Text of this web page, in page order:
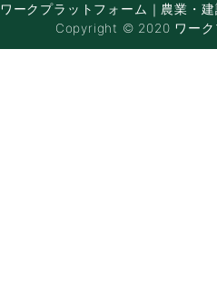
ワークプラットフォーム｜農業・
Copyright © 2020 ワーク